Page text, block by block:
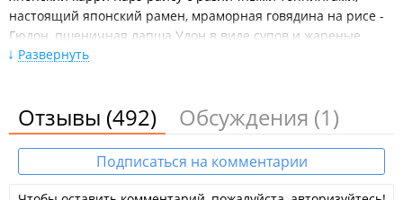
настоящий японский рамен, мраморная говядина на рисе -
Гюдон, пшеничная лапша Удон в виде супов и жареные
вариации, многокомпонентные сэты с рисом, а также
отправить доставкой.
ООО "Хакато".
Лучшее кафе января 2022 года по мнению
Развернуть
Отзывы (492) Обсуждения (1)
Подписаться на комментарии